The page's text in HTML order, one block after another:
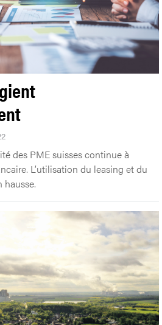
des PME suisses continue à
L’utilisation du leasing et du
hausse.